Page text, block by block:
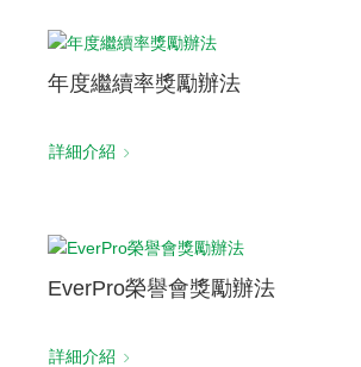
年度繼續率獎勵辦法
詳細介紹
EverPro榮譽會獎勵辦法
詳細介紹